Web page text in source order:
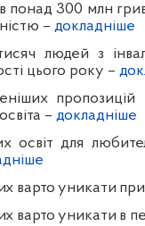
понад 300 млн
– докладніше
людей з
цього року –
– докладніше
освіт для
варто уникати
варто уникати в